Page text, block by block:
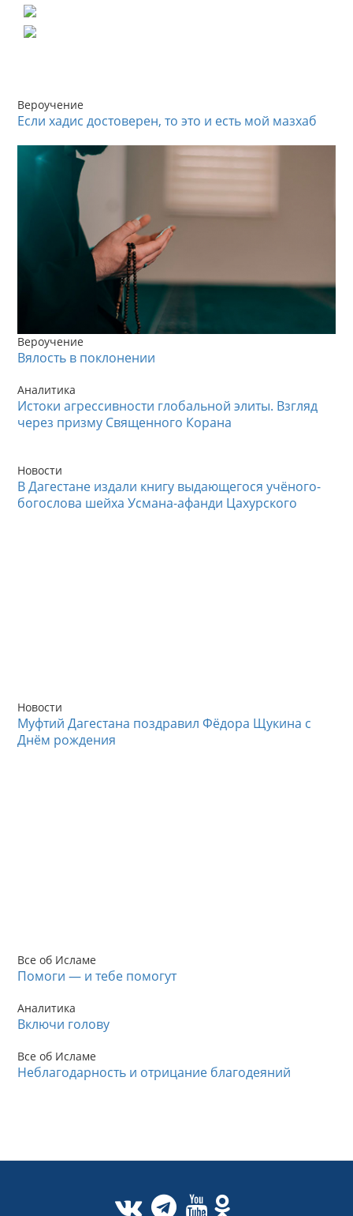
Вероучение
Если хадис достоверен, то это и есть мой мазхаб
Вероучение
Вялость в поклонении
Аналитика
Истоки агрессивности глобальной элиты. Взгляд
через призму Священного Корана
Новости
В Дагестане издали книгу выдающегося учёного-
богослова шейха Усмана-афанди Цахурского
Новости
Муфтий Дагестана поздравил Фёдора Щукина с
Днём рождения
Все об Исламе
Помоги — и тебе помогут
Аналитика
Включи голову
Все об Исламе
Неблагодарность и отрицание благодеяний